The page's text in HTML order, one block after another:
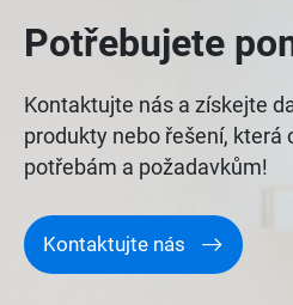
Potřebujete
Kontaktujte nás a získejte
produkty nebo řešení, která
potřebám a požadavkům!
Kontaktujte nás